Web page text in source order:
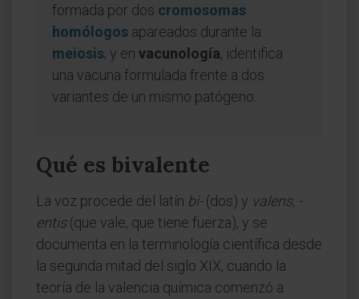
formada por dos cromosomas
homólogos apareados durante la
meiosis; y en vacunología, identifica
una vacuna formulada frente a dos
variantes de un mismo patógeno.
Qué es bivalente
La voz procede del latín bi-(dos) y valens, -
entis(que vale, que tiene fuerza), y se
documenta en la terminología científica desde
la segunda mitad del siglo XIX, cuando la
teoría de la valencia química comenzó a